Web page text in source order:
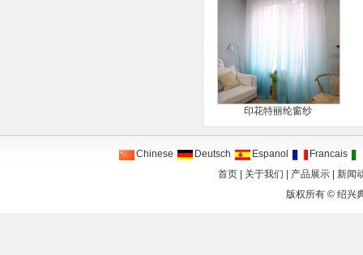
印花特丽纶窗纱
Chinese Deutsch Espanol
Francais
首页
关于我们 产品展示
新闻
版权所有 © 绍兴